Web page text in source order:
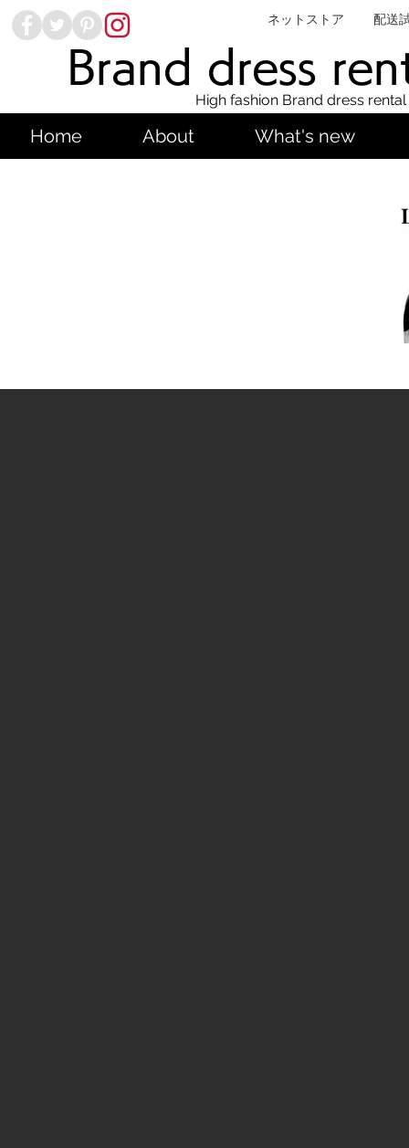
ネットストア 配送
Brand dress
High fashion Brand dress
Home About What's new